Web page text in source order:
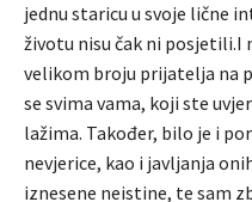
jednu staricu u svoje lične
životu nisu čak ni posjetili.I
velikom broju prijatelja na
se svima vama, koji ste
lažima. Također, bilo je i
nevjerice, kao i javljanja
iznesene neistine, te sam